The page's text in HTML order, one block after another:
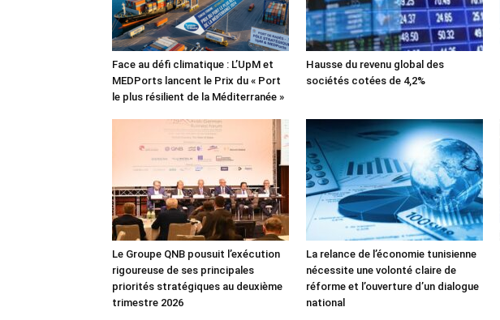
Face au défi climatique : L’UpM et
MEDPorts lancent le Prix du « Port
le plus résilient de la Méditerranée »
Hausse du revenu global des
sociétés cotées de 4,2%
Le Groupe QNB pousuit l’exécution
rigoureuse de ses principales
priorités stratégiques au deuxième
trimestre 2026
La relance de l’économie tunisienne
nécessite une volonté claire de
réforme et l’ouverture d’un dialogue
national